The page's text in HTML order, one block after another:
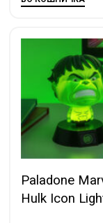
Paladone
Hulk Icon